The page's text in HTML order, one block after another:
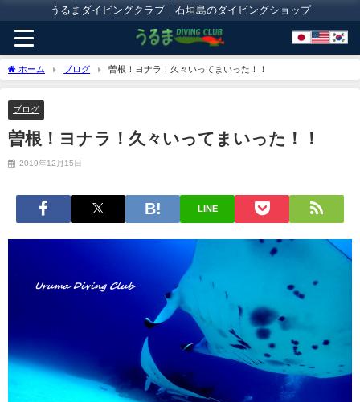
うるまダイビングクラブ｜石垣島のダイビングショップ
ホーム ブログ 曽根！ヨナラ！久々いってまいった！！
ブログ
曽根！ヨナラ！久々いってまいった！！
2019年12月15日
LINE